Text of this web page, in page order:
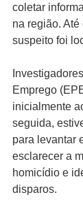
coletar
na região.
suspeito foi
Emprego
inicialmente
seguida,
para levantar
esclarecer a
homicídio e
disparos.